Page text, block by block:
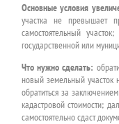
Основные условия
участка не превышает
самостоятельный
государственной или
Что нужно сделать:
новый земельный участок
обратиться за
кадастровой стоимости;
самостоятельно сдаст